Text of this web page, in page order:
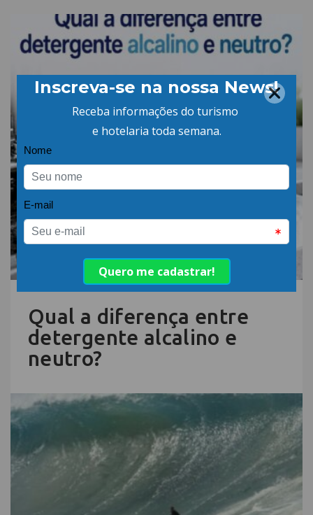
06.AGO.26 | POR: ABIH-SC
Qual a diferença entre
detergente alcalino e
neutro?